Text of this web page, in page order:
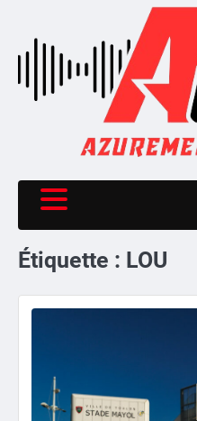
content
Étiquette : LOU